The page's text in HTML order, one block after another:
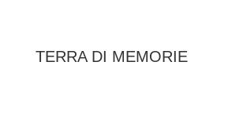
TERRA DI MEMORIE